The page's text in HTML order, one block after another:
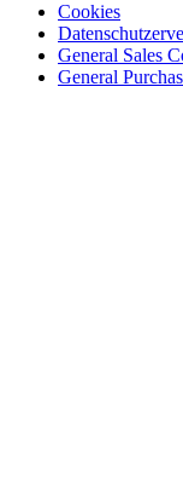
Cookies
General Sales
General